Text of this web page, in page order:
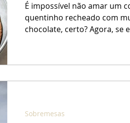
É impossível não amar um
quentinho recheado com
chocolate, certo? Agora, se
sobremesa linda, prática e
(chococubes de chocolate
Sobremesas